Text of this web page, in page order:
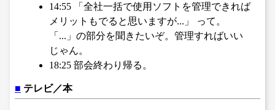
14:55 「全社一括で使用ソフトを管理できれば
メリットもでると思いますが...」 って。
「...」の部分を聞きたいぞ。管理すればいい
じゃん。
18:25 部会終わり帰る。
■ テレビ／本